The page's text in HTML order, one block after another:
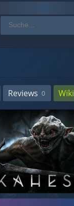
Reviews 0 Wiki